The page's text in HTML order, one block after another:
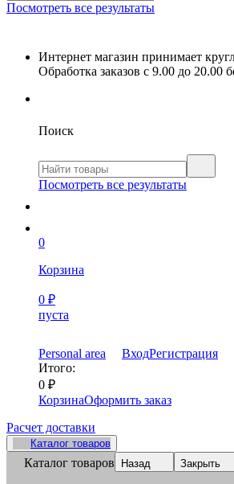
Посмотреть все результаты
Интернет магазин принимает
Обработка заказов с 9.00 до 20.00
Поиск
Посмотреть все результаты
0
Корзина
0 ₽
пуста
Personal area ВходРегистрация
Итого:
0 ₽
КорзинаОформить заказ
Расчет доставки
Каталог товаров
Каталог товаров Назад Закрыть